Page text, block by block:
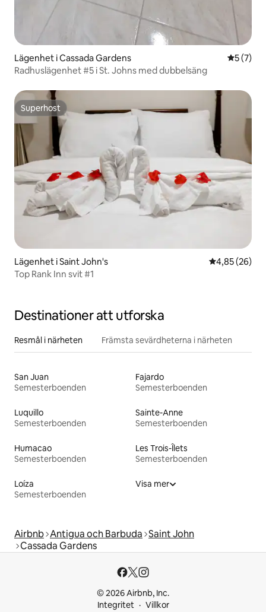
Lägenhet i Cassada Gardens 5 av 5 i
5 (7)
Radhuslägenhet #5 i St. Johns med dubbelsäng
Superhost
Superhost
Lägenhet i Saint John's 4,85 av 5 i
4,85 (26)
Top Rank Inn svit #1
Destinationer att utforska
Resmål i närheten Främsta sevärdheterna i närheten
San Juan
Semesterboenden
Fajardo
Semesterboenden
Luquillo
Semesterboenden
Sainte-Anne
Semesterboenden
Humacao
Semesterboenden
Les Trois-Îlets
Semesterboenden
Loíza
Semesterboenden
Visa mer
Airbnb Antigua och Barbuda Saint John
Cassada Gardens
© 2026 Airbnb, Inc.
Integritet
Villkor